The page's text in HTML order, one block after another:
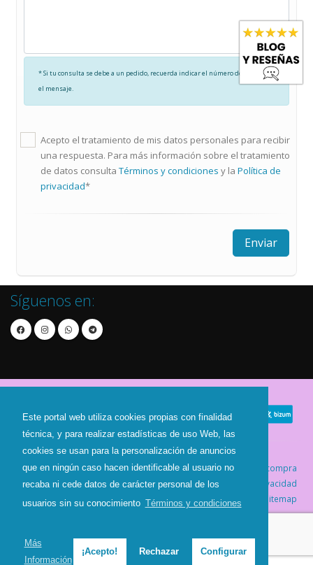
Este portal web utiliza cookies propias con finalidad
técnica, y para realizar estadísticas de uso Web, las
cookies se usan para la personalización de anuncios
que en ningún caso hacen identificable al usuario no
recaba ni cede datos de carácter personal de los
usuarios sin su conocimiento Términos y condiciones
Más
Información
¡Acepto! Rechazar Configurar
* Si tu consulta se debe a un pedido, recuerda indicar el número de pedido en
el mensaje.
Acepto el tratamiento de mis datos personales para recibir
una respuesta. Para más información sobre el tratamiento
de datos consulta Términos y condiciones y la Política de
privacidad*
Síguenos en:
Contacto Aviso Legal
Condiciones de compra
Política de envíos
Política de devolución
Política de Privacidad
Política de Cookies
Sitemap